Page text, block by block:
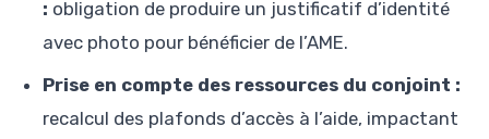
: obligation de produire un justificatif d’identité
avec photo pour bénéficier de l’AME.
Prise en compte des ressources du conjoint :
recalcul des plafonds d’accès à l’aide, impactant